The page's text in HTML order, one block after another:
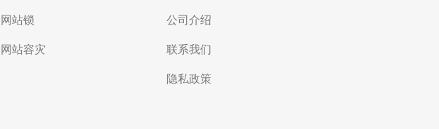
网站锁
网站容灾
公司介绍
联系我们
隐私政策